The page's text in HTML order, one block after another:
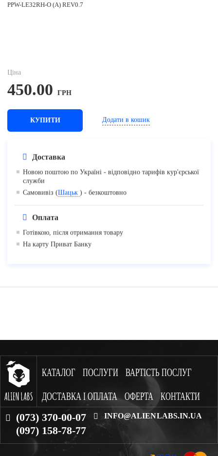
PPW-LE32RH-O (A) REV0.7
Ціна
450.00 ГРН
КУПИТИ Додати в кошик
Доставка
Новою поштою по Україні - відповідно тарифів кур'єрської
служби
Самовивіз (Шацьк ) - безкоштовно
Оплата
Готівкою, після отримання товару
На карту Приват Банку
КАТАЛОГ ПОСЛУГИ ВАРТІСТЬ ПОСЛУГ
ДОСТАВКА І ОПЛАТА ОФЕРТА КОНТАКТИ
(073) 370-00-07
(097) 158-78-77
INFO@ALIENLABS.IN.UA